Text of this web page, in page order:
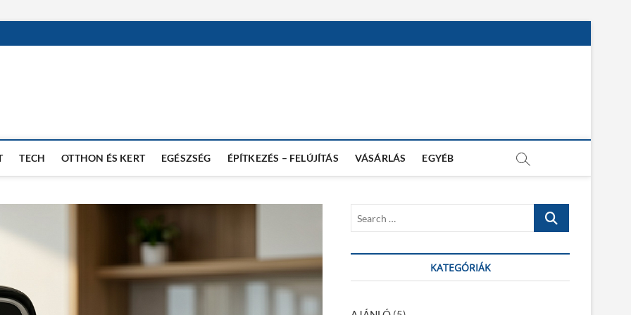
TECH OTTHON ÉS KERT EGÉSZSÉG ÉPÍTKEZÉS – FELÚJÍTÁS VÁSÁRLÁS EGYÉB
r
KATEGÓRIÁK